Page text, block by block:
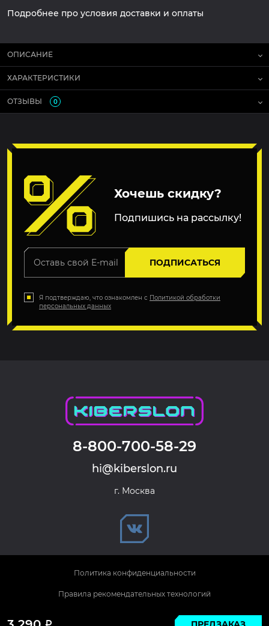
Подробнее про условия доставки и оплаты
Р
ОПИСАНИЕ
ХАРАКТЕРИСТИКИ
ОТЗЫВЫ 0
Хочешь скидку?
Подпишись на рассылку!
ПОДПИСАТЬСЯ
Я подтверждаю, что ознакомлен с Политикой обработки
персональных данных
8-800-700-58-29
hi@kiberslon.ru
г. Москва
© 2026 KIBERSLON. Все права защищены.
Политика конфиденциальности
Правила рекомендательных технологий